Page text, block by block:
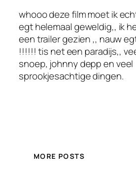
whooo deze film moet ik
egt helemaal geweldig,, ik
een trailer gezien ,, nauw
!!!!!! tis net een paradijs,,
snoep, johnny depp en veel
sprookjesachtige dingen.
MORE POSTS